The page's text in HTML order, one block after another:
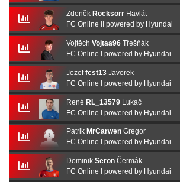
Zdeněk RocksorrHavlát
FC Online II powered by Hyundai
Vojtěch Vojtaa96Třešňák
FC Online I powered by Hyundai
Jozeffcst13Javorek
FC Online I powered by Hyundai
René RL_13579Lukač
FC Online I powered by Hyundai
Patrik MrCarwenGregor
FC Online I powered by Hyundai
Dominik SeronČermák
FC Online I powered by Hyundai